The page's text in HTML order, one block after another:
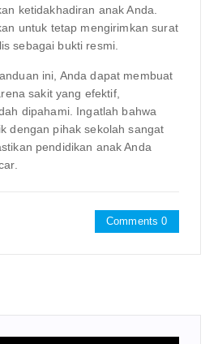
ketidakhadiran anak Anda.
untuk tetap mengirimkan surat
sebagai bukti resmi.
ini, Anda dapat membuat
sakit yang efektif,
dipahami. Ingatlah bahwa
dengan pihak sekolah sangat
pendidikan anak Anda
Comments 0